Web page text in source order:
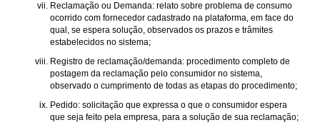
Reclamação ou Demanda: relato sobre problema de consumo
ocorrido com fornecedor cadastrado na plataforma, em face do
qual, se espera solução, observados os prazos e trâmites
estabelecidos no sistema;
Registro de reclamação/demanda: procedimento completo de
postagem da reclamação pelo consumidor no sistema,
observado o cumprimento de todas as etapas do procedimento;
Pedido: solicitação que expressa o que o consumidor espera
que seja feito pela empresa, para a solução de sua reclamação;